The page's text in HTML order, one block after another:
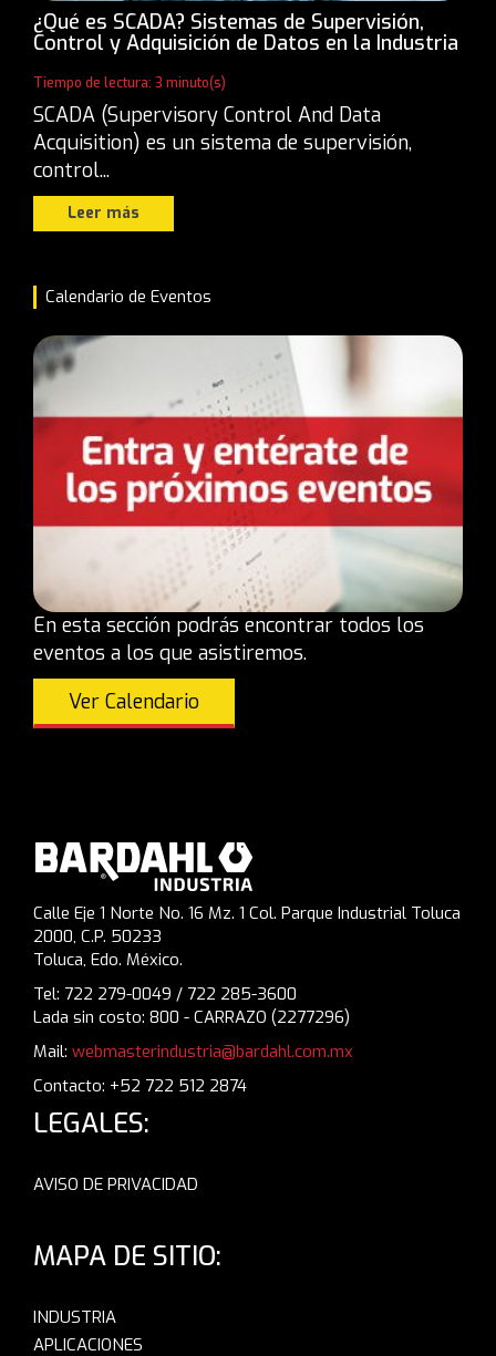
¿Qué es SCADA? Sistemas de Supervisión,
Control y Adquisición de Datos en la Industria
Tiempo de lectura: 3 minuto(s)
SCADA (Supervisory Control And Data
Acquisition) es un sistema de supervisión,
control...
Leer más
Calendario de Eventos
En esta sección podrás encontrar todos los
eventos a los que asistiremos.
Ver Calendario
Calle Eje 1 Norte No. 16 Mz. 1 Col. Parque Industrial Toluca
2000, C.P. 50233
Toluca, Edo. México.
Tel: 722 279-0049 / 722 285-3600
Lada sin costo: 800 - CARRAZO (2277296)
Mail: webmasterindustria@bardahl.com.mx
Contacto: +52 722 512 2874
LEGALES:
AVISO DE PRIVACIDAD
MAPA DE SITIO:
INDUSTRIA
APLICACIONES